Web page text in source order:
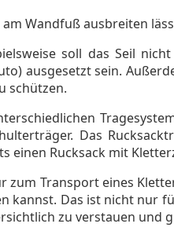
Wandfuß ausbreiten
soll das Seil
ausgesetzt sein.
schützen.
Das
Rucksack mit
Transport eines
kannst. Das ist nicht nur
zu verstauen und